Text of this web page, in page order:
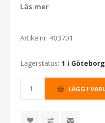
Läs mer
Artikelnr: 403701
Lagerstatus: 1 i Göteborg